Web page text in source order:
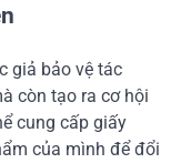
giả bảo vệ tác
còn tạo ra cơ hội
cung cấp giấy
của mình để đổi